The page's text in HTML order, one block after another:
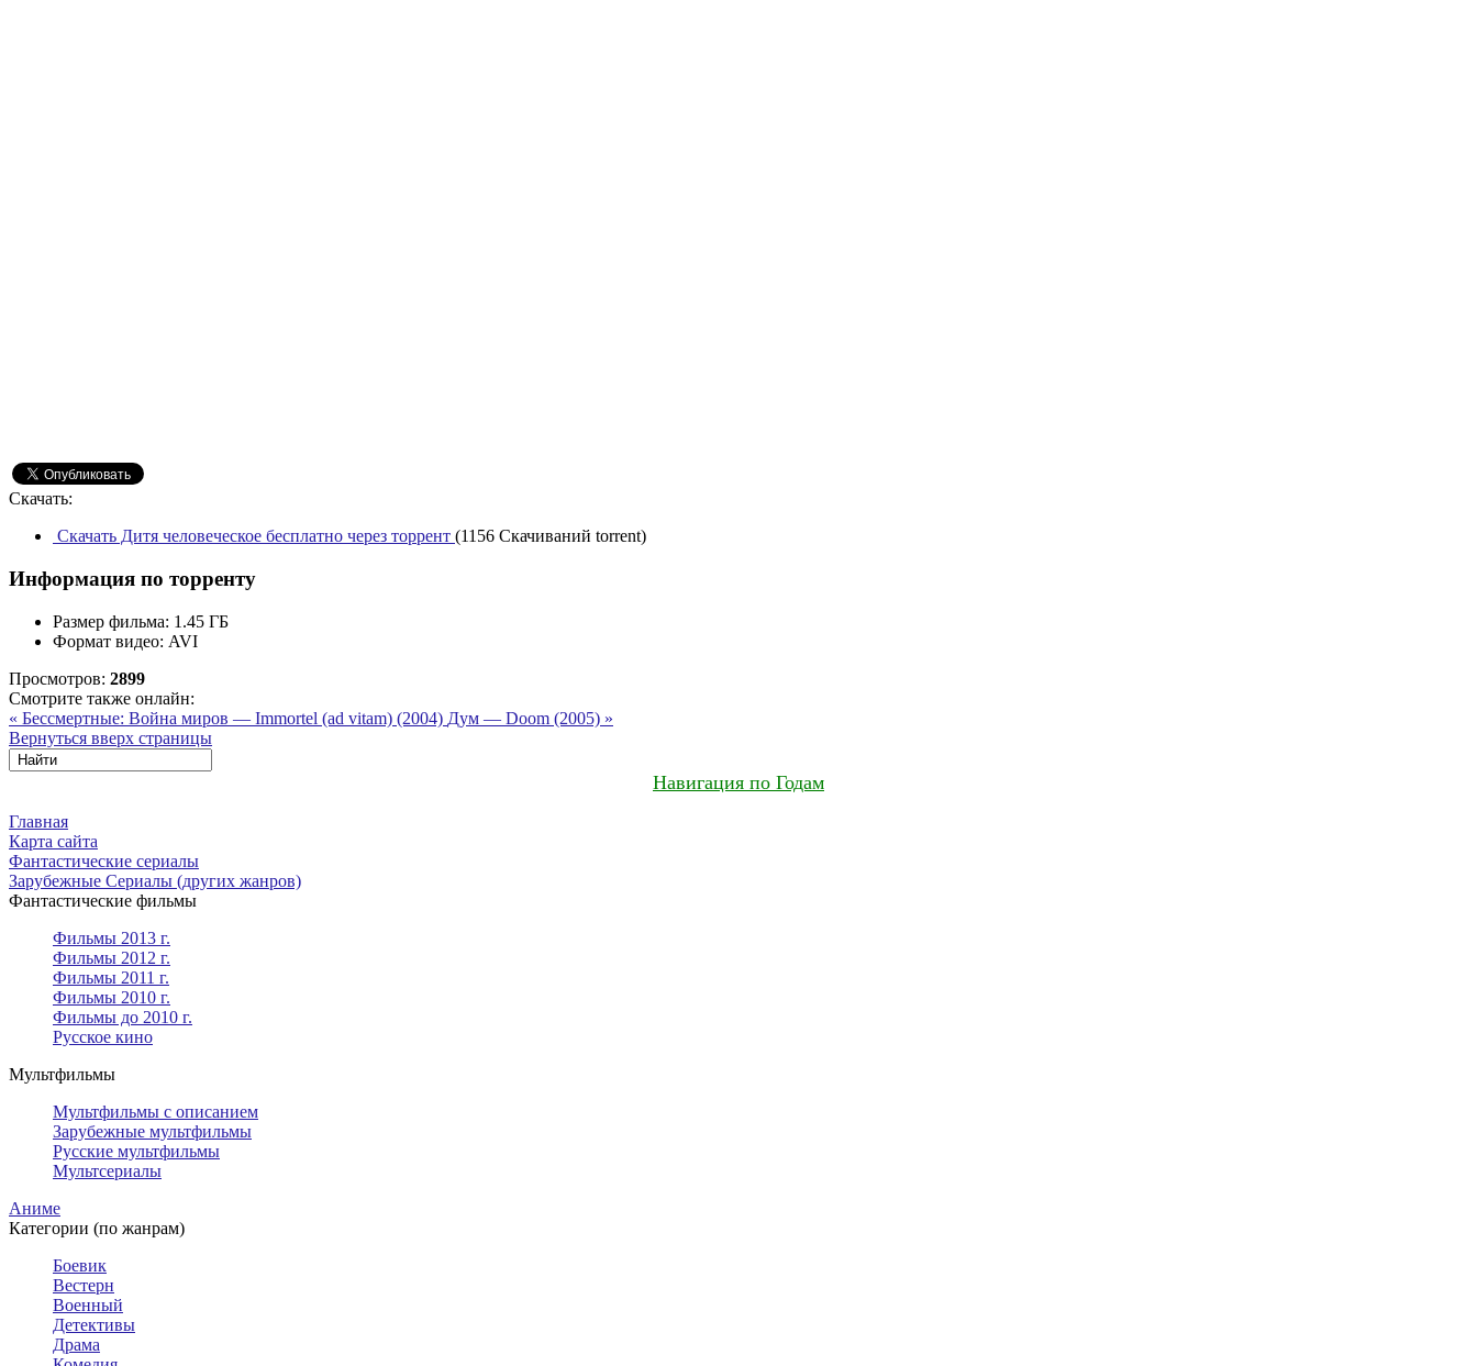
Скачать:
Скачать Дитя человеческое бесплатно через торрент (1156 Скачиваний torrent)
Информация по торренту
Размер фильма: 1.45 ГБ
Формат видео: AVI
Просмотров: 2899
Смотрите также онлайн:
« Бессмертные: Война миров — Immortel (ad vitam) (2004) Дум — Doom (2005) »
Вернуться вверх страницы
Навигация по Годам
Главная
Карта сайта
Фантастические сериалы
Зарубежные Сериалы (других жанров)
Фантастические фильмы
Фильмы 2013 г.
Фильмы 2012 г.
Фильмы 2011 г.
Фильмы 2010 г.
Фильмы до 2010 г.
Русское кино
Мультфильмы
Мультфильмы с описанием
Зарубежные мультфильмы
Русские мультфильмы
Мультсериалы
Аниме
Категории (по жанрам)
Боевик
Вестерн
Военный
Детективы
Драма